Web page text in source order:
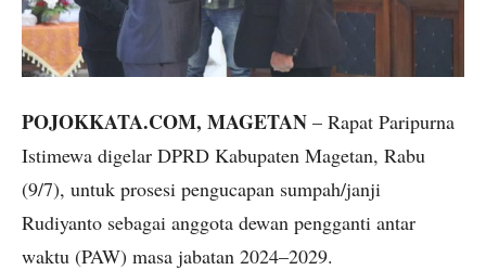
POJOKKATA.COM, MAGETAN – Rapat Paripurna
Istimewa digelar DPRD Kabupaten Magetan, Rabu
(9/7), untuk prosesi pengucapan sumpah/janji
Rudiyanto sebagai anggota dewan pengganti antar
waktu (PAW) masa jabatan 2024–2029.